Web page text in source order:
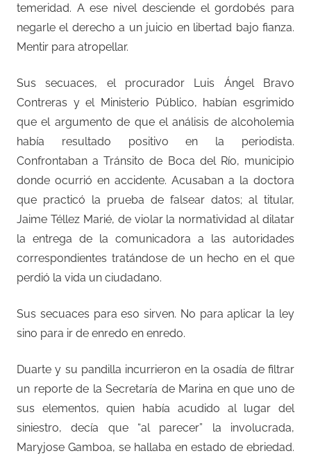
temeridad. A ese nivel desciende el gordobés para
negarle el derecho a un juicio en libertad bajo fianza.
Mentir para atropellar.
Sus secuaces, el procurador Luis Ángel Bravo
Contreras y el Ministerio Público, habían esgrimido
que el argumento de que el análisis de alcoholemia
había resultado positivo en la periodista.
Confrontaban a Tránsito de Boca del Río, municipio
donde ocurrió en accidente. Acusaban a la doctora
que practicó la prueba de falsear datos; al titular,
Jaime Téllez Marié, de violar la normatividad al dilatar
la entrega de la comunicadora a las autoridades
correspondientes tratándose de un hecho en el que
perdió la vida un ciudadano.
Sus secuaces para eso sirven. No para aplicar la ley
sino para ir de enredo en enredo.
Duarte y su pandilla incurrieron en la osadía de filtrar
un reporte de la Secretaría de Marina en que uno de
sus elementos, quien había acudido al lugar del
siniestro, decía que “al parecer” la involucrada,
Maryjose Gamboa, se hallaba en estado de ebriedad.